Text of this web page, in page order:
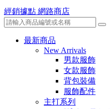
經銷據點 網路商店
最新商品
New Arrivals
男款服飾
女款服飾
背包裝備
服飾配件
主打系列